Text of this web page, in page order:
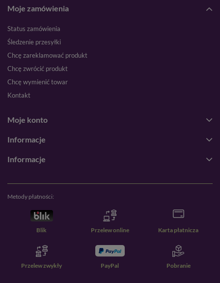
Moje zamówienia
Status zamówienia
Śledzenie przesyłki
Chcę zareklamować produkt
Chcę zwrócić produkt
Chcę wymienić towar
Kontakt
Moje konto
Informacje
Informacje
Metody płatności:
Blik Przelew online Karta płatnicza
Przelew zwykły PayPal Pobranie